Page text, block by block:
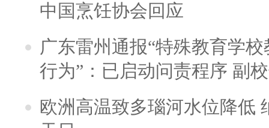
中国烹饪协会回应
广东雷州通报“特殊教育学
行为”：已启动问责程序 副
欧洲高温致多瑙河水位降低